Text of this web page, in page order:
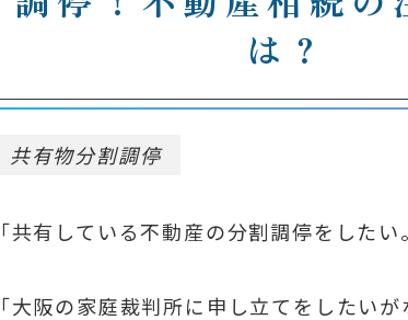
は？
共有物分割調停
「共有している不動産の分割調停をしたい
「大阪の家庭裁判所に申し立てをしたい